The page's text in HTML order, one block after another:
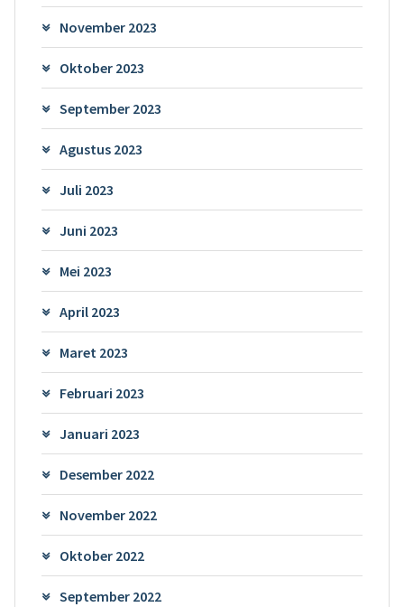
November 2023
Oktober 2023
September 2023
Agustus 2023
Juli 2023
Juni 2023
Mei 2023
April 2023
Maret 2023
Februari 2023
Januari 2023
Desember 2022
November 2022
Oktober 2022
September 2022